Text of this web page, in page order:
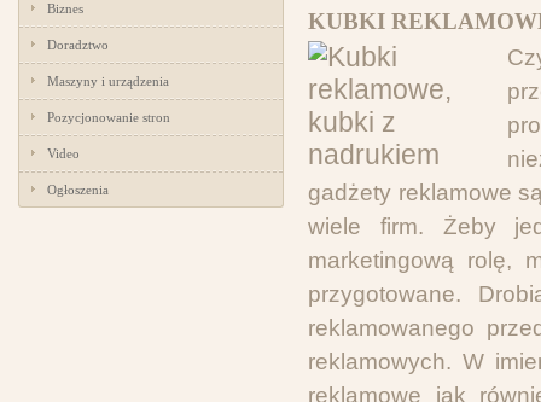
Biznes
Doradztwo
Maszyny i urządzenia
Pozycjonowanie stron
Video
Ogłoszenia
KUBKI
gadżety reklamowe
wiele firm. Żeby
marketingową rolę,
przygotowane.
reklamowanego
reklamowych. W
reklamowe jak